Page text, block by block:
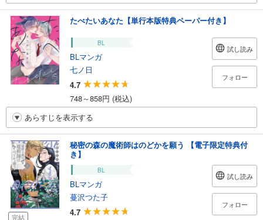
たべたいあなた【単行本版特典ペーパー付き】
BL
BLマンガ
七ノ日
4.7
748～858円 (税込)
試し読み
フォロー
あらすじを表示する
完結
秘密の森の魔術師はのどかを願う 【電子限定特典付
き】
BL
BLマンガ
蔓沢つた子
4.7
試し読み
フォロー